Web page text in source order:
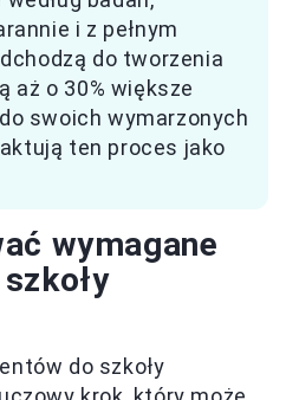
i z pełnym
do tworzenia
aż o 30% większe
swoich wymarzonych
ten proces jako
wymagane
do szkoły